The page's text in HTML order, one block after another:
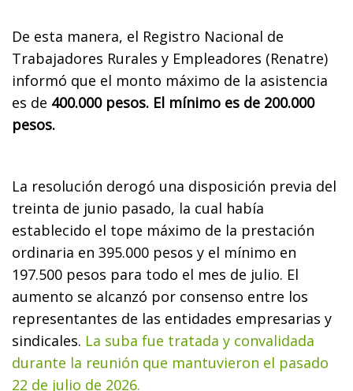
De esta manera, el Registro Nacional de
Trabajadores Rurales y Empleadores (Renatre)
informó que el monto máximo de la asistencia
es de 400.000 pesos. El mínimo es de 200.000
pesos.
La resolución derogó una disposición previa del
treinta de junio pasado, la cual había
establecido el tope máximo de la prestación
ordinaria en 395.000 pesos y el mínimo en
197.500 pesos para todo el mes de julio. El
aumento se alcanzó por consenso entre los
representantes de las entidades empresarias y
sindicales. La suba fue tratada y convalidada
durante la reunión que mantuvieron el pasado
22 de julio de 2026.